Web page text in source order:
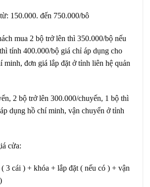
150.000. đến 750.000/bô
mua 2 bộ trở lên thì 350.000/bộ nếu
tính 400.000/bộ giá chỉ áp dụng cho
minh, đơn giá lắp đặt ở tỉnh liên hệ quản
2 bộ trở lên 300.000/chuyến, 1 bộ thì
dụng hồ chí minh, vận chuyển ở tỉnh
cửa:
3 cái ) + khóa + lắp đặt ( nếu có ) + vận